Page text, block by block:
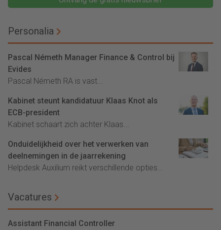
Personalia
Pascal Németh Manager Finance & Control bij
Evides
Pascal Németh RA is vast...
Kabinet steunt kandidatuur Klaas Knot als
ECB-president
Kabinet schaart zich achter Klaas...
Onduidelijkheid over het verwerken van
deelnemingen in de jaarrekening
Helpdesk Auxilium reikt verschillende opties...
Vacatures
Assistant Financial Controller